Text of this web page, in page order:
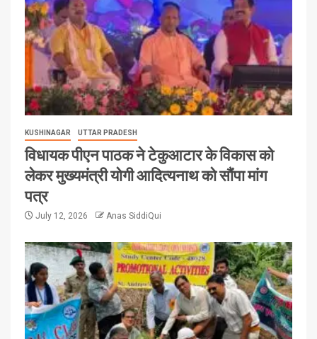
KUSHINAGAR UTTAR PRADESH
विधायक पीएन पाठक ने टेकुआटार के विकास को
लेकर मुख्यमंत्री योगी आदित्यनाथ को सौंपा मांग
पत्र
July 12, 2026 Anas SiddiQui